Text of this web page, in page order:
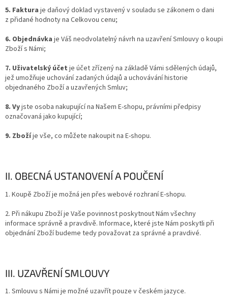
5. Faktura je daňový doklad vystavený v souladu se zákonem o dani
z přidané hodnoty na Celkovou cenu;
6. Objednávka je Váš neodvolatelný návrh na uzavření Smlouvy o koupi
Zboží s Námi;
7. Uživatelský účet je účet zřízený na základě Vámi sdělených údajů,
jež umožňuje uchování zadaných údajů a uchovávání historie
objednaného Zboží a uzavřených Smluv;
8. Vyjste osoba nakupující na Našem E-shopu, právními předpisy
označovaná jako kupující;
9. Zbožíje vše, co můžete nakoupit na E-shopu.
II. OBECNÁ USTANOVENÍ A POUČENÍ
1. Koupě Zboží je možná jen přes webové rozhraní E-shopu.
2. Při nákupu Zboží je Vaše povinnost poskytnout Nám všechny
informace správně a pravdivě. Informace, které jste Nám poskytli při
objednání Zboží budeme tedy považovat za správné a pravdivé.
III. UZAVŘENÍ SMLOUVY
1. Smlouvu s Námi je možné uzavřít pouze v českém jazyce.